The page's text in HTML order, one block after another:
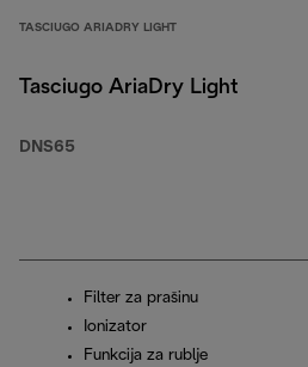
TASCIUGO ARIADRY LIGHT
Tasciugo AriaDry Light
DNS65
Filter za prašinu
Ionizator
Funkcija za rublje